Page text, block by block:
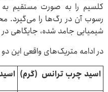
کلسیم را به صورت مستقیم
رسوب آن در رگ‌ها را می‌گیرد.
شیمیایی جامد شده، جایگاهی در
در ادامه متریک‌های واقعی این
اسید چرب ترانس (گرم)